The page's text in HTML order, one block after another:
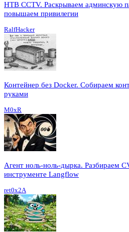
HTB CCTV. Раскрываем админскую
повышаем привилегии
RalfHacker
Контейнер без Docker. Собираем
руками
M0xR
Агент ноль-ноль-дырка. Разбираем
инструменте Langflow
ret0x2A